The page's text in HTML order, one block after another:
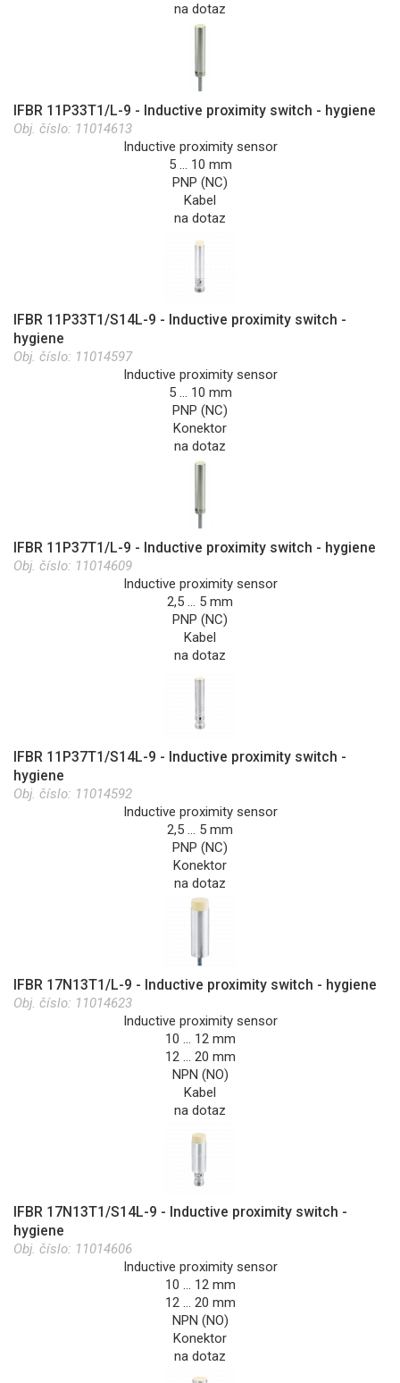
na dotaz
IFBR 11P33T1/L-9 - Inductive proximity switch - hygiene
Obj. číslo: 11014613
Inductive proximity sensor
5 … 10 mm
PNP (NC)
Kabel
na dotaz
IFBR 11P33T1/S14L-9 - Inductive proximity switch -
hygiene
Obj. číslo: 11014597
Inductive proximity sensor
5 … 10 mm
PNP (NC)
Konektor
na dotaz
IFBR 11P37T1/L-9 - Inductive proximity switch - hygiene
Obj. číslo: 11014609
Inductive proximity sensor
2,5 … 5 mm
PNP (NC)
Kabel
na dotaz
IFBR 11P37T1/S14L-9 - Inductive proximity switch -
hygiene
Obj. číslo: 11014592
Inductive proximity sensor
2,5 … 5 mm
PNP (NC)
Konektor
na dotaz
IFBR 17N13T1/L-9 - Inductive proximity switch - hygiene
Obj. číslo: 11014623
Inductive proximity sensor
10 … 12 mm
12 … 20 mm
NPN (NO)
Kabel
na dotaz
IFBR 17N13T1/S14L-9 - Inductive proximity switch -
hygiene
Obj. číslo: 11014606
Inductive proximity sensor
10 … 12 mm
12 … 20 mm
NPN (NO)
Konektor
na dotaz